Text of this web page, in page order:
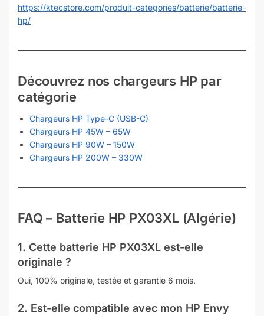
https://ktecstore.com/produit-categories/batterie/batterie-
hp/
Découvrez nos chargeurs HP par
catégorie
Chargeurs HP Type-C (USB-C)
Chargeurs HP 45W – 65W
Chargeurs HP 90W – 150W
Chargeurs HP 200W – 330W
FAQ – Batterie HP PX03XL (Algérie)
1. Cette batterie HP PX03XL est-elle
originale ?
Oui, 100% originale, testée et garantie 6 mois.
2. Est-elle compatible avec mon HP Envy